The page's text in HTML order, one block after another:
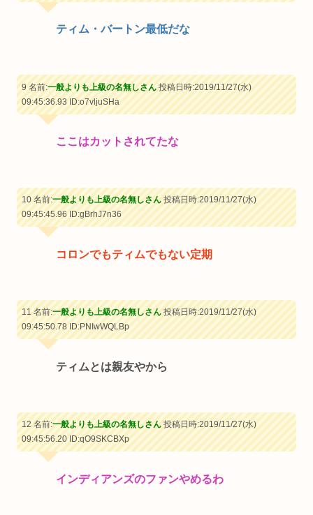
ティム・バートン最低だな
9 名前:一般よりも上級の名無しさん投稿日時:2019/11/27(水)
09:45:36.93ID:o7vljuSHa
ここはカットされてたな
10 名前:一般よりも上級の名無しさん投稿日時:2019/11/27(水)
09:45:45.96ID:gBrhJ7n36
コロンでもティムでもない定期
11 名前:一般よりも上級の名無しさん投稿日時:2019/11/27(水)
09:45:50.78ID:PNIwWQLBp
ティムとは親友やから
12 名前:一般よりも上級の名無しさん投稿日時:2019/11/27(水)
09:45:56.20ID:qO9SKCBXp
インディアンズのファンやめるわ